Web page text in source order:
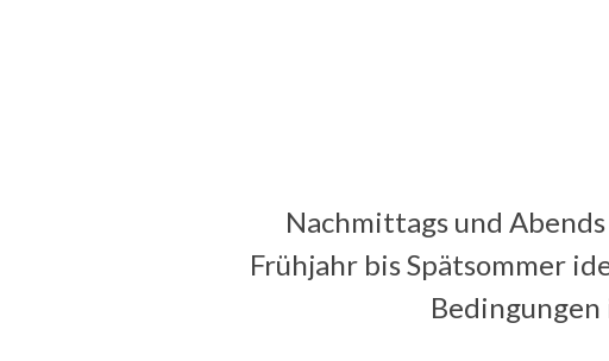
Nachmittags und
Frühjahr bis Spätsommer
Bedingungen